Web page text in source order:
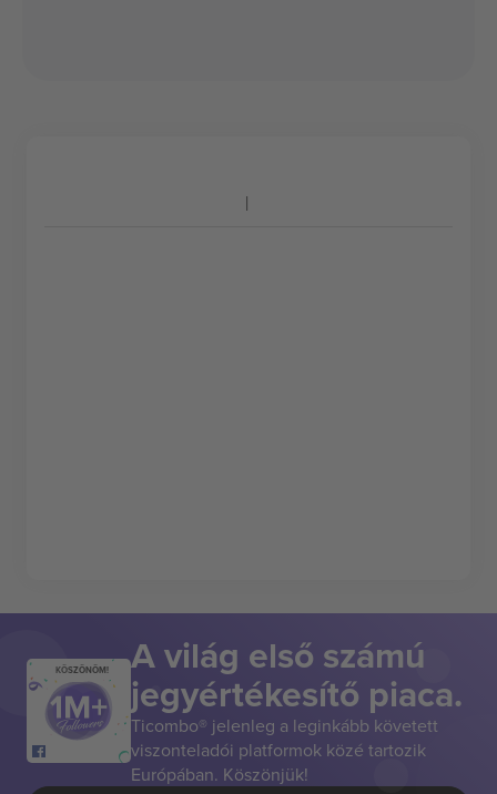
KÖSZÖNÖM! A világ első számú
jegyértékesítő piaca.
Ticombo® jelenleg a leginkább követett
viszonteladói platformok közé tartozik
Európában. Köszönjük!